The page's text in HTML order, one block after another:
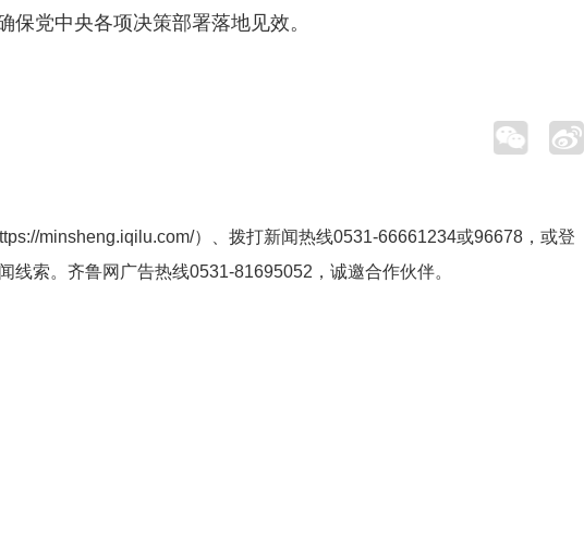
党中央各项决策部署落地见效。
minsheng.iqilu.com/）、拨打新闻热线0531-66661234或96678，或登
线索。齐鲁网广告热线0531-81695052 ，诚邀合作伙伴。